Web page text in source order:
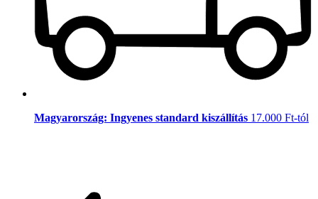
Magyarország: Ingyenes standard kiszállítás 17.000 Ft-tól